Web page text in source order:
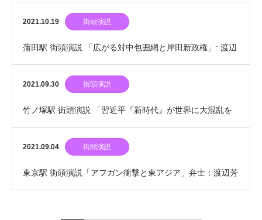
共産『政権枠組み合意』の破綻」: 渡辺芳雄…
2021.10.19 街頭演説
蒲田駅 街頭演説 「広がる対中包囲網と岸田新政権」: 渡辺
芳雄
2021.09.30 街頭演説
竹ノ塚駅 街頭演説 「習近平『新時代』が世界に大混乱を
引き起こす」弁士：渡辺芳雄
2021.09.04 街頭演説
東京駅 街頭演説「アフガン衝撃と東アジア」弁士：渡辺芳